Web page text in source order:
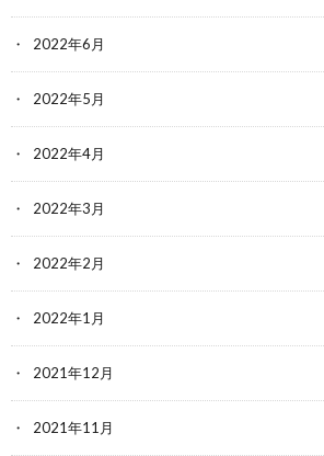
2022年6月
2022年5月
2022年4月
2022年3月
2022年2月
2022年1月
2021年12月
2021年11月